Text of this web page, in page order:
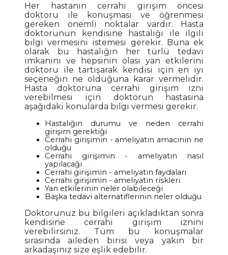
Her hastanın cerrahi girişim öncesi
doktoru ile konuşması ve öğrenmesi
gereken önemli noktalar vardır. Hasta
doktorunun kendisine hastalığı ile ilgili
bilgi vermesini istemesi gerekir. Buna ek
olarak bu hastalığın her türlü tedavi
imkanını ve hepsinin olası yan etkilerini
doktoru ile tartışarak kendisi için en iyi
seçeneğin ne olduğuna karar vermelidir.
Hasta doktoruna cerrahi girişim izni
verebilmesi için doktorun hastasına
aşağıdaki konularda bilgi vermesi gerekir.
Hastalığın durumu ve neden cerrahi
girişim gerektiği
Cerrahi girişimin - ameliyatın amacının ne
olduğu
Cerrahi girişimin - ameliyatın nasıl
yapılacağı
Cerrahi girişimin - ameliyatın faydaları
Cerrahi girişimin - ameliyatın riskleri
Yan etkilerinin neler olabileceği
Başka tedavi alternatiflerinin neler olduğu
Doktorunuz bu bilgileri açıkladıktan sonra
kendisine cerrahi girişim iznini
verebilirsiniz. Tüm bu konuşmalar
sırasında aileden birisi veya yakın bir
arkadaşınız size eşlik edebilir.